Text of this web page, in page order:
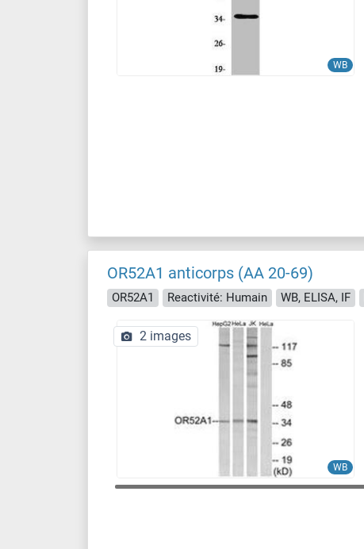
WB
OR52A1 anticorps (AA 20-69)
OR52A1 Reactivité: Humain WB, ELISA, IF
WB
2 images